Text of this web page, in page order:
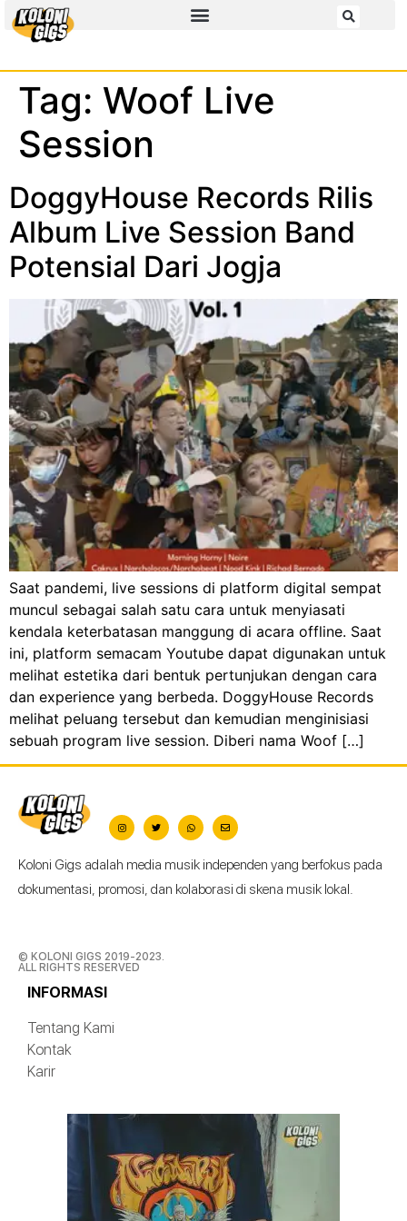
Tag: Woof Live
Session
DoggyHouse Records Rilis
Album Live Session Band
Potensial Dari Jogja
Saat pandemi, live sessions di platform digital sempat
muncul sebagai salah satu cara untuk menyiasati
kendala keterbatasan manggung di acara offline. Saat
ini, platform semacam Youtube dapat digunakan untuk
melihat estetika dari bentuk pertunjukan dengan cara
dan experience yang berbeda. DoggyHouse Records
melihat peluang tersebut dan kemudian menginisiasi
sebuah program live session. Diberi nama Woof […]
Koloni Gigs adalah media musik independen yang berfokus pada
dokumentasi, promosi, dan kolaborasi di skena musik lokal.
© KOLONI GIGS 2019-2023.
ALL RIGHTS RESERVED
INFORMASI
Tentang Kami
Kontak
Karir